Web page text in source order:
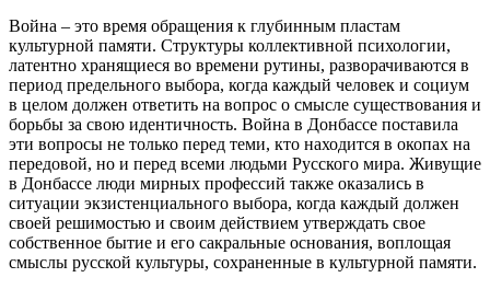
Война – это время обращения к глубинным пластам
культурной памяти. Структуры коллективной психологии,
латентно хранящиеся во времени рутины, разворачиваются в
период предельного выбора, когда каждый человек и социум
в целом должен ответить на вопрос о смысле существования и
борьбы за свою идентичность. Война в Донбассе поставила
эти вопросы не только перед теми, кто находится в окопах на
передовой, но и перед всеми людьми Русского мира. Живущие
в Донбассе люди мирных профессий также оказались в
ситуации экзистенциального выбора, когда каждый должен
своей решимостью и своим действием утверждать свое
собственное бытие и его сакральные основания, воплощая
смыслы русской культуры, сохраненные в культурной памяти.